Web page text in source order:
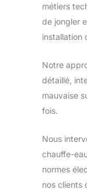
métiers
de jongler
installation
Notre
détaillé,
mauvaise
fois.
Nous
chauffe-
normes
nos clients